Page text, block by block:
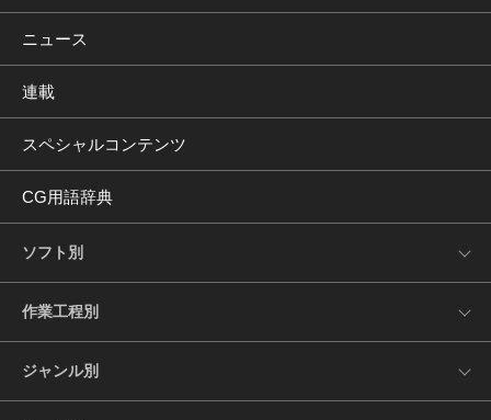
ニュース
連載
スペシャルコンテンツ
CG用語辞典
ソフト別
作業工程別
ジャンル別